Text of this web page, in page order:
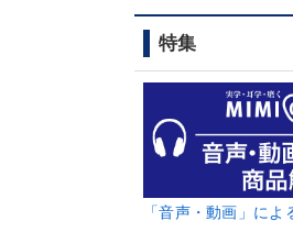
特集
「音声・動画」に